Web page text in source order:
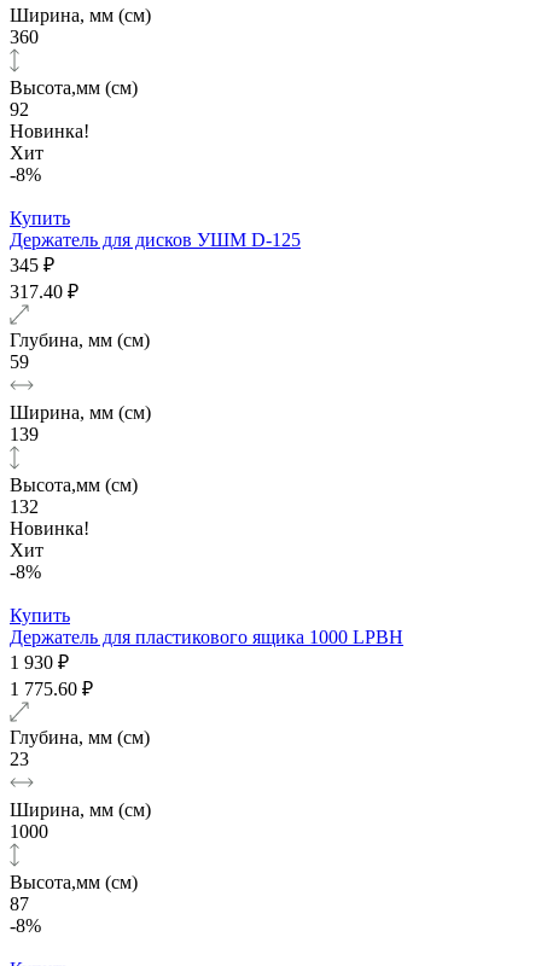
Ширина, мм (см)
360
Высота,мм (см)
92
Новинка!
Хит
-8%
Купить
Держатель для дисков УШМ D-125
345 ₽
317.40 ₽
Глубина, мм (см)
59
Ширина, мм (см)
139
Высота,мм (см)
132
Новинка!
Хит
-8%
Купить
Держатель для пластикового ящика 1000 LPBH
1 930 ₽
1 775.60 ₽
Глубина, мм (см)
23
Ширина, мм (см)
1000
Высота,мм (см)
87
-8%